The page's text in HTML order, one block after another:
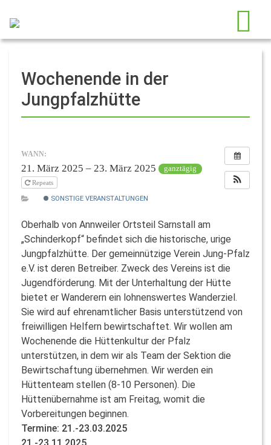
Wochenende in der
Jungpfalzhütte
WANN:
21. März 2025 – 23. März 2025 ganztägig
Repeats
SONSTIGE VERANSTALTUNGEN
Oberhalb von Annweiler Ortsteil Sarnstall am
„Schinderkopf“ befindet sich die historische, urige
Jungpfalzhütte. Der gemeinnützige Verein Jung-Pfalz
e.V. ist deren Betreiber. Zweck des Vereins ist die
Jugendförderung. Mit der Unterhaltung der Hütte
bietet er Wanderern ein lohnenswertes Wanderziel.
Sie wird auf ehrenamtlicher Basis unterstützend von
freiwilligen Helfern bewirtschaftet. Wir wollen am
Wochenende die Hüttenkultur der Pfalz
unterstützen, in dem wir als Team der Sektion die
Bewirtschaftung übernehmen. Wir werden ein
Hüttenteam stellen (8-10 Personen). Die
Hüttenübernahme ist am Freitag, womit die
Vorbereitungen beginnen.
Termine: 21.-23.03.2025
21.-23.11.2025